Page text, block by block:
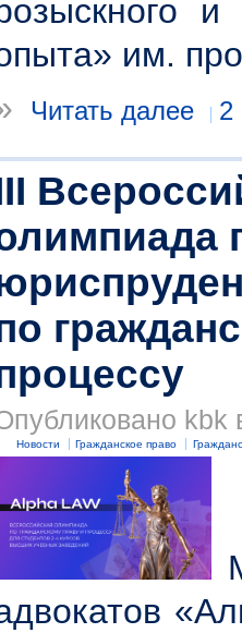
и
им.
Читать далее 2
kbk
Новости Гражданское право